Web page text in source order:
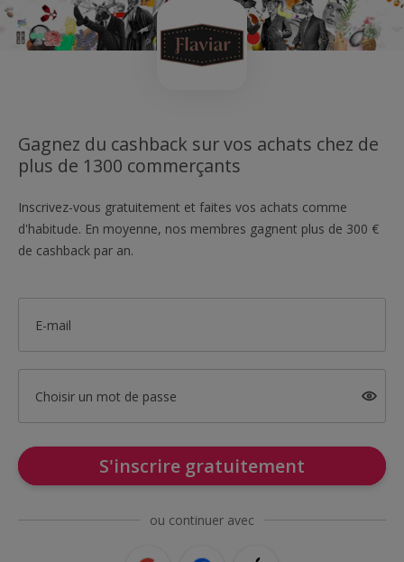
Gagnez du cashback sur vos achats chez de
plus de 1300 commerçants
Inscrivez-vous gratuitement et faites vos achats comme
d'habitude. En moyenne, nos membres gagnent plus de 300 €
de cashback par an.
E-mail
Choisir un mot de passe
S'inscrire gratuitement
ou continuer avec